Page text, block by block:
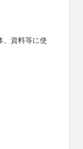
、資料等に使